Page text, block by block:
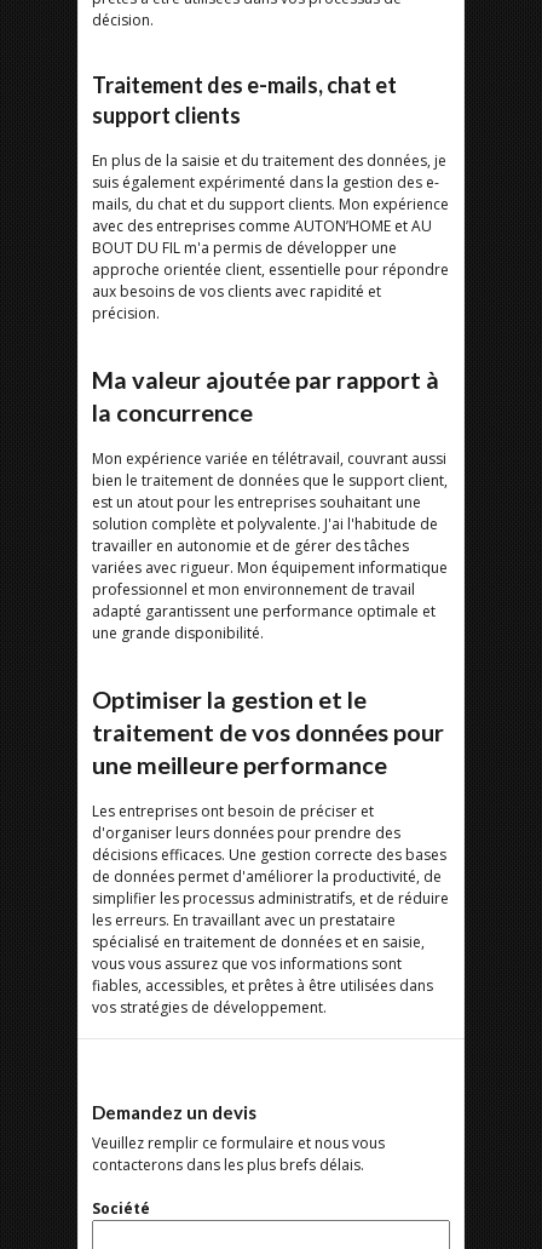
décision.
Traitement des e-mails, chat et
support clients
En plus de la saisie et du traitement des données, je
suis également expérimenté dans la gestion des e-
mails, du chat et du support clients. Mon expérience
avec des entreprises comme AUTON’HOME et AU
BOUT DU FIL m'a permis de développer une
approche orientée client, essentielle pour répondre
aux besoins de vos clients avec rapidité et
précision.
Ma valeur ajoutée par rapport à
la concurrence
Mon expérience variée en télétravail, couvrant aussi
bien le traitement de données que le support client,
est un atout pour les entreprises souhaitant une
solution complète et polyvalente. J'ai l'habitude de
travailler en autonomie et de gérer des tâches
variées avec rigueur. Mon équipement informatique
professionnel et mon environnement de travail
adapté garantissent une performance optimale et
une grande disponibilité.
Optimiser la gestion et le
traitement de vos données pour
une meilleure performance
Les entreprises ont besoin de préciser et
d'organiser leurs données pour prendre des
décisions efficaces. Une gestion correcte des bases
de données permet d'améliorer la productivité, de
simplifier les processus administratifs, et de réduire
les erreurs. En travaillant avec un prestataire
spécialisé en traitement de données et en saisie,
vous vous assurez que vos informations sont
fiables, accessibles, et prêtes à être utilisées dans
vos stratégies de développement.
Demandez un devis
Veuillez remplir ce formulaire et nous vous
contacterons dans les plus brefs délais.
Société